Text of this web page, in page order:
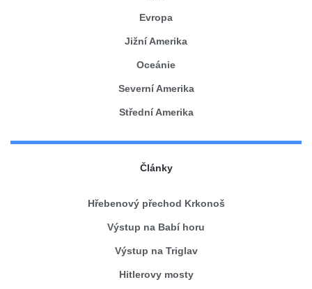
Evropa
Jižní Amerika
Oceánie
Severní Amerika
Střední Amerika
Články
Hřebenový přechod Krkonoš
Výstup na Babí horu
Výstup na Triglav
Hitlerovy mosty